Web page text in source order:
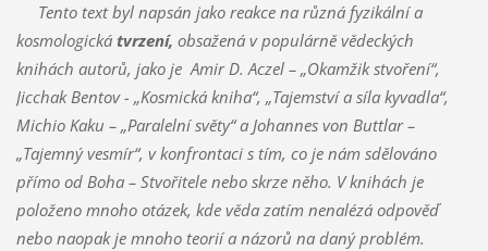
Tento text byl napsán jako reakce na různá fyzikální a
kosmologická tvrzení, obsažená v populárně vědeckých
knihách autorů, jako je Amir D. Aczel – „Okamžik stvoření“,
Jicchak Bentov - „Kosmická kniha“, „Tajemství a síla kyvadla“,
Michio Kaku – „Paralelní světy“ a Johannes von Buttlar –
„Tajemný vesmír“, v konfrontaci s tím, co je nám sdělováno
přímo od Boha – Stvořitele nebo skrze něho. V knihách je
položeno mnoho otázek, kde věda zatím nenalézá odpověď
nebo naopak je mnoho teorií a názorů na daný problém.